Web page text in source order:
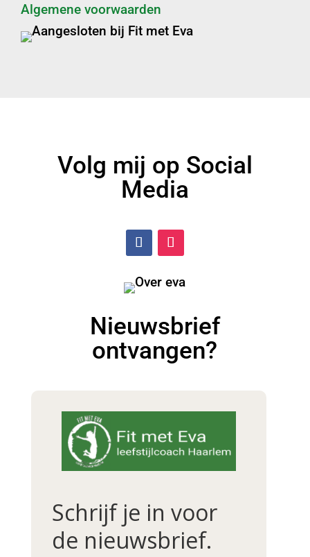
Algemene voorwaarden
Volg mij op Social
Media
Nieuwsbrief
ontvangen?
Schrijf je in voor
de nieuwsbrief.